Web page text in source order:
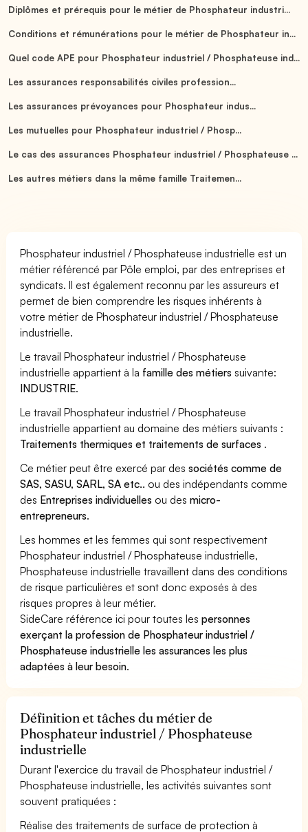
Diplômes et prérequis pour le métier de Phosphateur industri...
Conditions et rémunérations pour le métier de Phosphateur in...
Quel code APE pour Phosphateur industriel / Phosphateuse ind...
Les assurances responsabilités civiles profession...
Les assurances prévoyances pour Phosphateur indus...
Les mutuelles pour Phosphateur industriel / Phosp...
Le cas des assurances Phosphateur industriel / Phosphateuse ...
Les autres métiers dans la même famille Traitemen...
Phosphateur industriel / Phosphateuse industrielle est un
métier référencé par Pôle emploi, par des entreprises et
syndicats. Il est également reconnu par les assureurs et
permet de bien comprendre les risques inhérents à
votre métier de Phosphateur industriel / Phosphateuse
industrielle.
Le travail Phosphateur industriel / Phosphateuse
industrielle appartient à la famille des métiers suivante:
INDUSTRIE.
Le travail Phosphateur industriel / Phosphateuse
industrielle appartient au domaine des métiers suivants :
Traitements thermiques et traitements de surfaces .
Ce métier peut être exercé par dessociétés comme de
SAS, SASU, SARL, SA etc.. ou des indépendants comme
des Entreprises individuelles ou desmicro-
entrepreneurs.
Les hommes et les femmes qui sont respectivement
Phosphateur industriel / Phosphateuse industrielle,
Phosphateuse industrielle travaillent dans des conditions
de risque particulières et sont donc exposés à des
risques propres à leur métier.
SideCare référence ici pour toutes lespersonnes
exerçant la profession de Phosphateur industriel /
Phosphateuse industrielle les assurances les plus
adaptées à leur besoin.
Définition et tâches du métier de
Phosphateur industriel / Phosphateuse
industrielle
Durant l'exercice du travail de Phosphateur industriel /
Phosphateuse industrielle, les activités suivantes sont
souvent pratiquées :
Réalise des traitements de surface de protection à